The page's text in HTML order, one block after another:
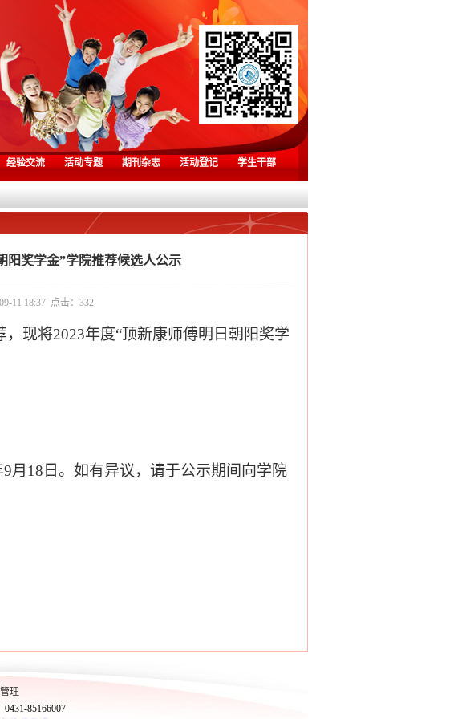
经验交流 活动专题 期刊杂志 活动登记 学生干部
阳奖学金”学院推荐候选人公示
11 18:37 点击： 332
，现将2023年度“ 顶新康师傅明日朝阳奖学
9月 18 日。如有异议，请于公示期间向学院
理
85166007